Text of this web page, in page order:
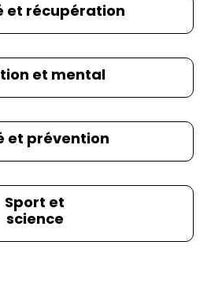
et récupération
et mental
et prévention
Sport et
science